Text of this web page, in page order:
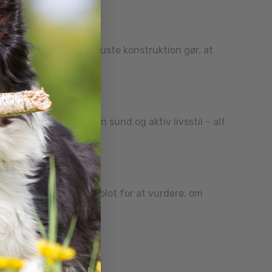
legevaner
. Den robuste konstruktion gør, at
og understøtter en sund og aktiv livsstil – alt
hverdagen
. Sørg blot for at vurdere, om